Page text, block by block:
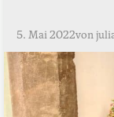
5. Mai 2022von